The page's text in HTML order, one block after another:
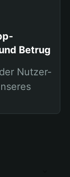
Betrug
Nutzer-